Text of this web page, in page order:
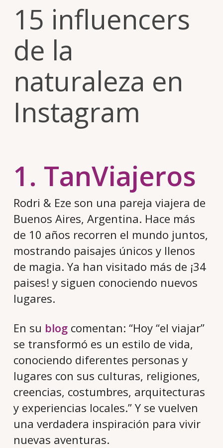
15 influencers
de la
naturaleza en
Instagram
1. TanViajeros
Rodri & Eze son una pareja viajera de
Buenos Aires, Argentina. Hace más
de 10 años recorren el mundo juntos,
mostrando paisajes únicos y llenos
de magia. Ya han visitado más de ¡34
paises! y siguen conociendo nuevos
lugares.
En su blogcomentan: “Hoy “el viajar”
se transformó es un estilo de vida,
conociendo diferentes personas y
lugares con sus culturas, religiones,
creencias, costumbres, arquitecturas
y experiencias locales.” Y se vuelven
una verdadera inspiración para vivir
nuevas aventuras.